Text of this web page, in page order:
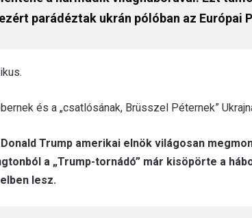
parádéztak ukrán pólóban az Európai
és a „csatlósának, Brüsszel Péternek”
Trump amerikai elnök világosan
a „Trump-tornádó” már kisöpörte a
lesz.